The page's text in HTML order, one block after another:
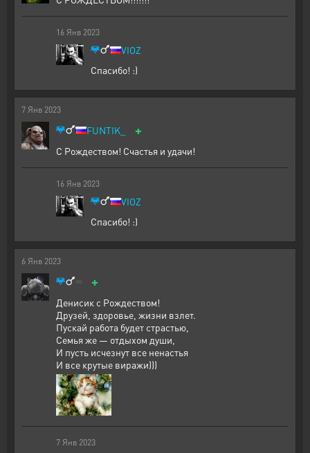
16 Янв 2023
VIOZ
Спасибо! :)
7 Янв 2023
FUNTIK_ +
С Рождеством! Счастья и удачи!
16 Янв 2023
VIOZ
Спасибо! :)
6 Янв 2023
+
Денисик с Рождеством!
Друзей, здоровье, жизни взлет.
Пускай работа будет страстью,
Семья же — отдыхом души,
И пусть исчезнут все ненастья
И все крутые виражи)))
7 Янв 2023